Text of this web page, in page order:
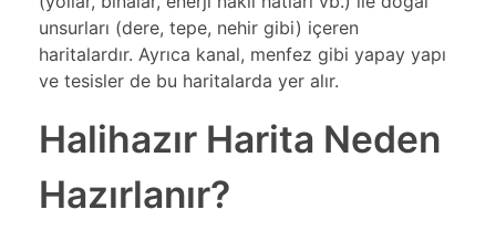
unsurları (dere, tepe, nehir gibi) içeren
haritalardır. Ayrıca kanal, menfez gibi yapay yapı
ve tesisler de bu haritalarda yer alır.
Halihazır Harita Neden
Hazırlanır?